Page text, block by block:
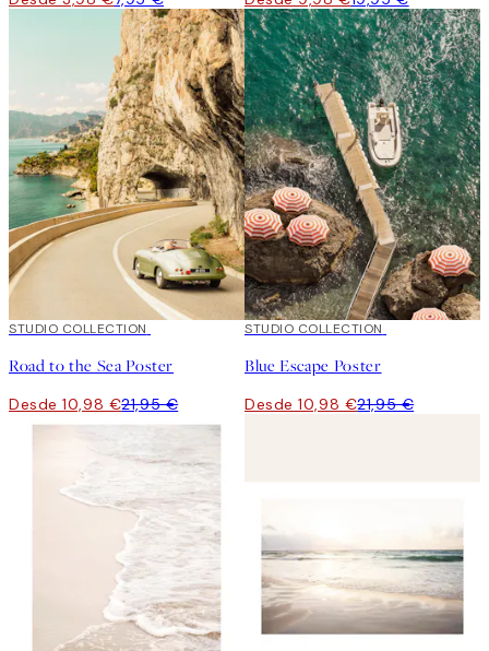
50%*
STUDIO COLLECTION
Road to the Sea Poster
Desde 10,98 €21,95 €
50%*
STUDIO COLLECTION
Blue Escape Poster
Desde 10,98 €21,95 €